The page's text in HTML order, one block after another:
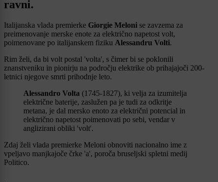
ravni.
Italijanska vlada premierke Giorgie Meloni se zavzema za
preimenovanje merske enote za električno napetost volt,
poimenovane po italijanskem fiziku Alessandru Volti.
Rim želi, da bi volt postal 'volta', s čimer bi se poklonili
znanstveniku in pionirju na področju elektrike ob prihajajoči 200-
letnici njegove smrti prihodnje leto.
Alessandro Volta (1745-1827), ki velja za izumitelja
električne baterije, zaslužen pa je tudi za odkritje
metana, je dal mersko enoto za električni potencial in
električno napetost poimenovati po sebi, vendar v
anglizirani obliki 'volt'.
Zdaj želi vlada premierke Meloni obnoviti nacionalno ime z
vpeljavo manjkajoče črke 'a', poroča bruseljski spletni medij
Politico.